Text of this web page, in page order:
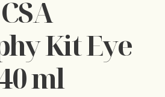
Kit Eye
ml